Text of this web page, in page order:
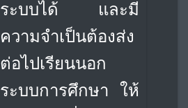
ระบบได้ และมี
ความจำเป็นต้องส่ง
ต่อไปเรียนนอก
ระบบการศึกษา ให้